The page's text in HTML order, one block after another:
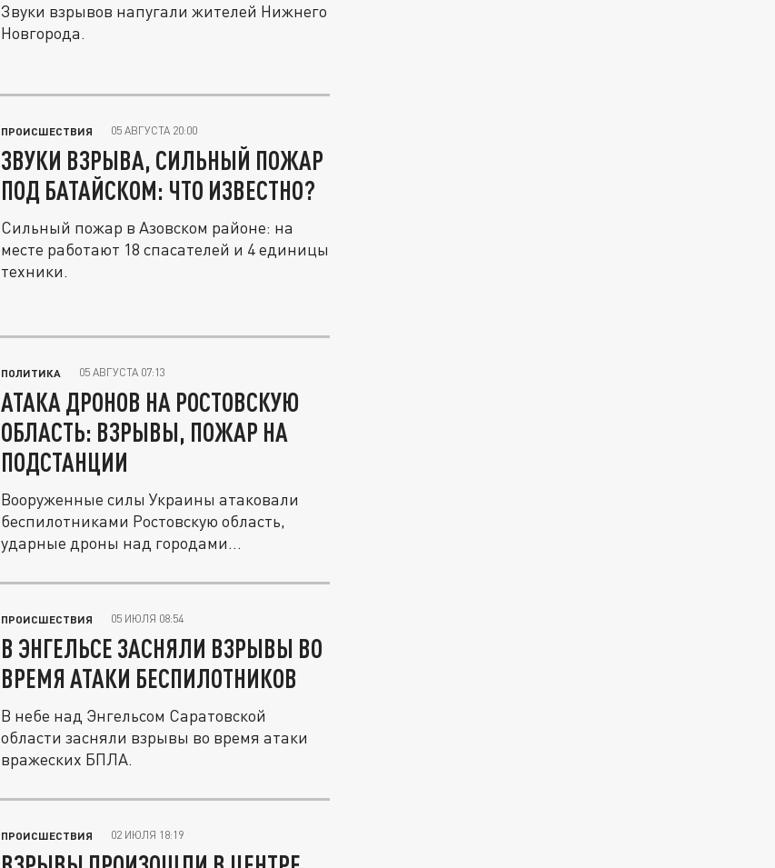
Звуки взрывов напугали жителей Нижнего
Новгорода.
ПРОИСШЕСТВИЯ 05 АВГУСТА 20:00
ЗВУКИ ВЗРЫВА, СИЛЬНЫЙ ПОЖАР
ПОД БАТАЙСКОМ: ЧТО ИЗВЕСТНО?
Сильный пожар в Азовском районе: на
месте работают 18 спасателей и 4 единицы
техники.
ПОЛИТИКА 05 АВГУСТА 07:13
АТАКА ДРОНОВ НА РОСТОВСКУЮ
ОБЛАСТЬ: ВЗРЫВЫ, ПОЖАР НА
ПОДСТАНЦИИ
Вооруженные силы Украины атаковали
беспилотниками Ростовскую область,
ударные дроны над городами
ПРОИСШЕСТВИЯ 05 ИЮЛЯ 08:54
В ЭНГЕЛЬСЕ ЗАСНЯЛИ ВЗРЫВЫ ВО
ВРЕМЯ АТАКИ БЕСПИЛОТНИКОВ
В небе над Энгельсом Саратовской
области засняли взрывы во время атаки
вражеских БПЛА.
ПРОИСШЕСТВИЯ 02 ИЮЛЯ 18:19